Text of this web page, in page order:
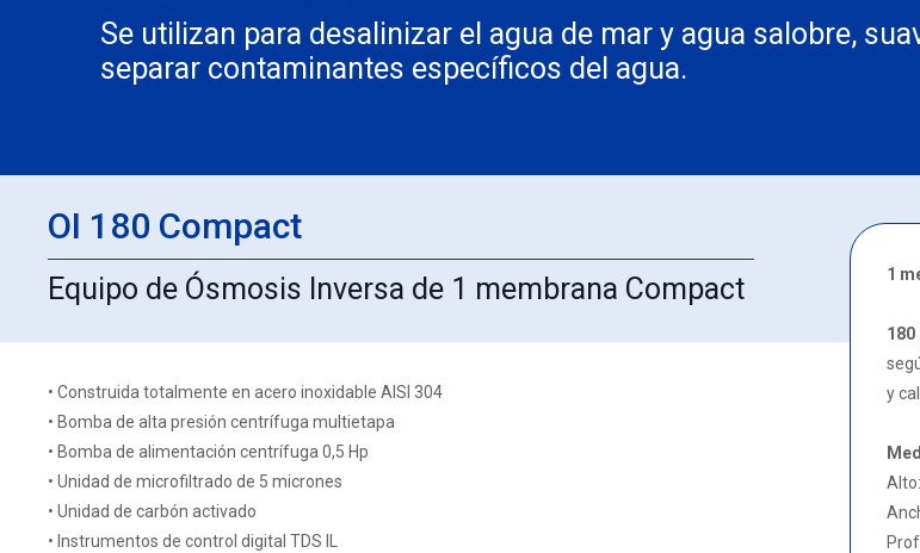
Se utilizan para desalinizar el agua de mar y agua salobre,
separar contaminantes específicos del agua.
OI 180 Compact
Equipo de Ósmosis Inversa de 1 membrana Compact
• Construida totalmente en acero inoxidable AISI 304
• Bomba de alta presión centrífuga multietapa
• Bomba de alimentación centrífuga 0,5 Hp
• Unidad de microfiltrado de 5 micrones
• Unidad de carbón activado
• Instrumentos de control digital TDS IL
1
y